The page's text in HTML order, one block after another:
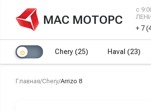
МАС МОТОРС
с
+ 7
Chery (25) Haval (23)
Главная/Chery/Arrizo 8